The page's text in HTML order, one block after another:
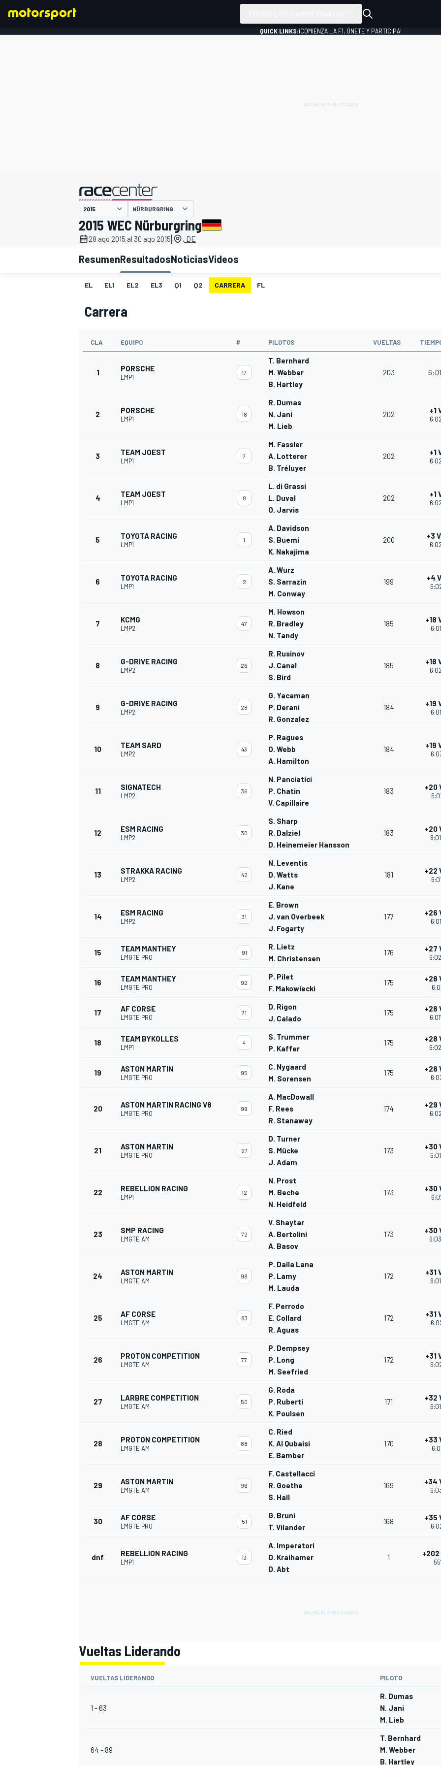
FÓRMULA E
QUICK LINKS:¡COMIENZA LA F1, ÚNETE Y PARTICIPA!
presentado por
NÜRBURGRING
2015 WEC Nürburgring
28 ago 2015 al 30 ago 2015| , DE
ResumenResultadosNoticiasVideos
EL EL1 EL2 EL3 Q1 Q2 CARRERA FL
Carrera
CLA EQUIPO # PILOTOS VUELTAS
1 PORSCHE
LMP1
17
T. Bernhard
M. Webber
B. Hartley
203
2 PORSCHE
LMP1
18
R. Dumas
N. Jani
M. Lieb
202 +1
3 TEAM JOEST
LMP1
7
M. Fassler
A. Lotterer
B. Tréluyer
202 +1
4 TEAM JOEST
LMP1
8
L. di Grassi
L. Duval
O. Jarvis
202 +1
5 TOYOTA RACING
LMP1
1
A. Davidson
S. Buemi
K. Nakajima
200 +3
6 TOYOTA RACING
LMP1
2
A. Wurz
S. Sarrazin
M. Conway
199 +4
7 KCMG
LMP2
47
M. Howson
R. Bradley
N. Tandy
185 +18
8 G-DRIVE RACING
LMP2
26
R. Rusinov
J. Canal
S. Bird
185 +18
9 G-DRIVE RACING
LMP2
28
G. Yacaman
P. Derani
R. Gonzalez
184 +19
10 TEAM SARD
LMP2
43
P. Ragues
O. Webb
A. Hamilton
184 +19
11 SIGNATECH
LMP2
36
N. Panciatici
P. Chatin
V. Capillaire
183 +20
12 ESM RACING
LMP2
30
S. Sharp
R. Dalziel
D. Heinemeier Hansson
183 +20
13 STRAKKA RACING
LMP2
42
N. Leventis
D. Watts
J. Kane
181 +22
14 ESM RACING
LMP2
31
E. Brown
J. van Overbeek
J. Fogarty
177 +26
15 TEAM MANTHEY
LMGTE PRO
91
R. Lietz
M. Christensen
176 +27
16 TEAM MANTHEY
LMGTE PRO
92
P. Pilet
F. Makowiecki
175 +28
17 AF CORSE
LMGTE PRO
71
D. Rigon
J. Calado
175 +28
18 TEAM BYKOLLES
LMP1
4
S. Trummer
P. Kaffer
175 +28
19 ASTON MARTIN
LMGTE PRO
95
C. Nygaard
M. Sorensen
175 +28
20 ASTON MARTIN RACING V8
LMGTE PRO
99
A. MacDowall
F. Rees
R. Stanaway
174 +29
21 ASTON MARTIN
LMGTE PRO
97
D. Turner
S. Mücke
J. Adam
173 +30
22 REBELLION RACING
LMP1
12
N. Prost
M. Beche
N. Heidfeld
173 +30
23 SMP RACING
LMGTE AM
72
V. Shaytar
A. Bertolini
A. Basov
173 +30
24 ASTON MARTIN
LMGTE AM
98
P. Dalla Lana
P. Lamy
M. Lauda
172 +31
25 AF CORSE
LMGTE AM
83
F. Perrodo
E. Collard
R. Aguas
172 +31
26 PROTON COMPETITION
LMGTE AM
77
P. Dempsey
P. Long
M. Seefried
172 +31
27 LARBRE COMPETITION
LMGTE AM
50
G. Roda
P. Ruberti
K. Poulsen
171 +32
28 PROTON COMPETITION
LMGTE AM
88
C. Ried
K. Al Qubaisi
E. Bamber
170 +33
29 ASTON MARTIN
LMGTE AM
96
F. Castellacci
R. Goethe
S. Hall
169 +34
30 AF CORSE
LMGTE PRO
51
G. Bruni
T. Vilander
168 +35
dnf REBELLION RACING
LMP1
13
A. Imperatori
D. Kraihamer
D. Abt
1
Vueltas Liderando
VUELTAS LIDERANDO PILOTO
1 - 63
R. Dumas
N. Jani
M. Lieb
64 - 89
T. Bernhard
M. Webber
B. Hartley